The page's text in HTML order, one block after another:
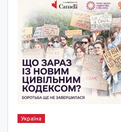
Україна